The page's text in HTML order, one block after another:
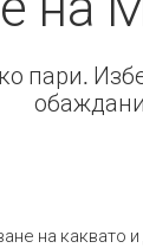
пари.
на